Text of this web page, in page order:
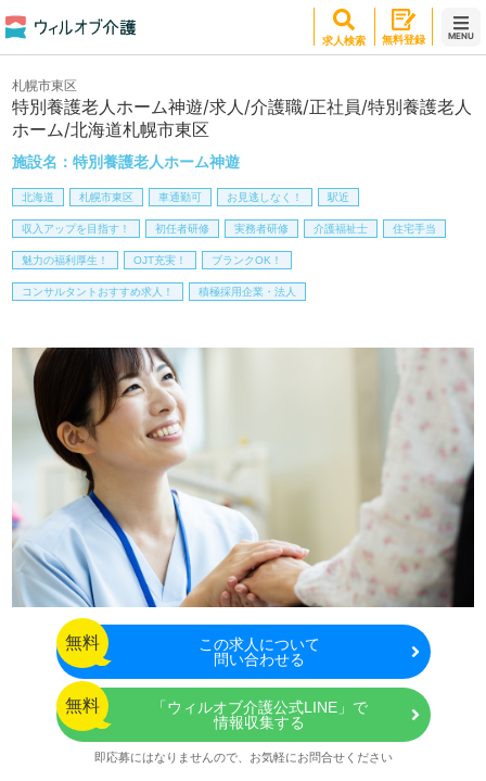
求人検索 無料登録 MENU
特別養護老人ホーム神遊/求人/介護職/正社員/特別養護老人
ホーム/北海道札幌市東区
施設名：特別養護老人ホーム神遊
札幌市東区
北海道 札幌市東区 車通勤可 お見逃しなく！ 駅近
収入アップを目指す！ 初任者研修 実務者研修 介護福祉士 住宅手当
魅力の福利厚生！ OJT充実！ ブランクOK！
コンサルタントおすすめ求人！ 積極採用企業・法人
無料 この求人について
問い合わせる
無料
「ウィルオブ介護公式LINE」で
情報収集する
即応募にはなりませんので、お気軽にお問合せください